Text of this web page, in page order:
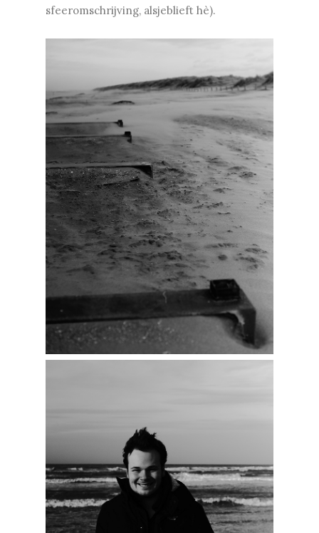
sfeeromschrijving, alsjeblieft hè).